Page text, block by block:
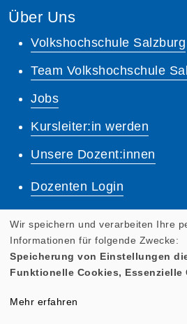
Über Uns
Volkshochschule Salzburg
Team Volkshochschule
Jobs
Kursleiter:in werden
Unsere Dozent:innen
Dozenten Login
Lernplattform
Quicklinks
Anreise
Pressebereich
Wir speichern und verarbeiten Ihre
Informationen für folgende Zwecke:
Speicherung von Einstellungen
Funktionelle Cookies, Essenzielle
Mehr erfahren